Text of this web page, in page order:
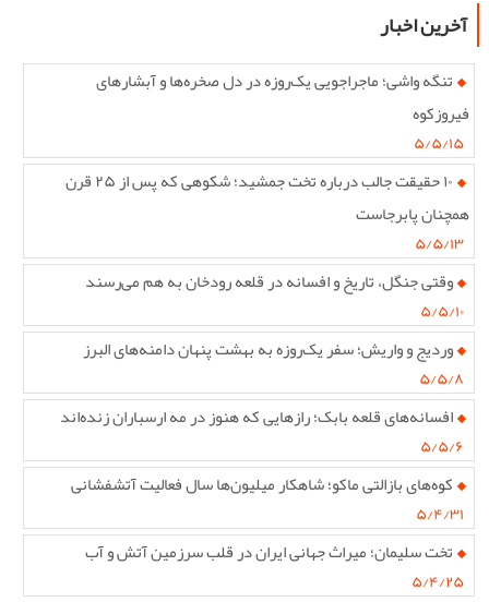
آخرین اخبار
تنگه واشی؛ ماجراجویی یک‌روزه در دل صخره‌ها و آبشارهای
فیروزکوه
۵/۵/۱۵
۱۰ حقیقت جالب درباره تخت جمشید؛ شکوهی که پس از ۲۵ قرن
همچنان پابرجاست
۵/۵/۱۳
وقتی جنگل، تاریخ و افسانه در قلعه رودخان به هم می‌رسند
۵/۵/۱۰
وردیج و واریش؛ سفر یک‌روزه به بهشت پنهان دامنه‌های البرز
۵/۵/۸
افسانه‌های قلعه بابک؛ رازهایی که هنوز در مه ارسباران زنده‌اند
۵/۵/۶
کوه‌های بازالتی ماکو؛ شاهکار میلیون‌ها سال فعالیت آتشفشانی
۵/۴/۳۱
تخت سلیمان؛ میراث جهانی ایران در قلب سرزمین آتش و آب
۵/۴/۲۵